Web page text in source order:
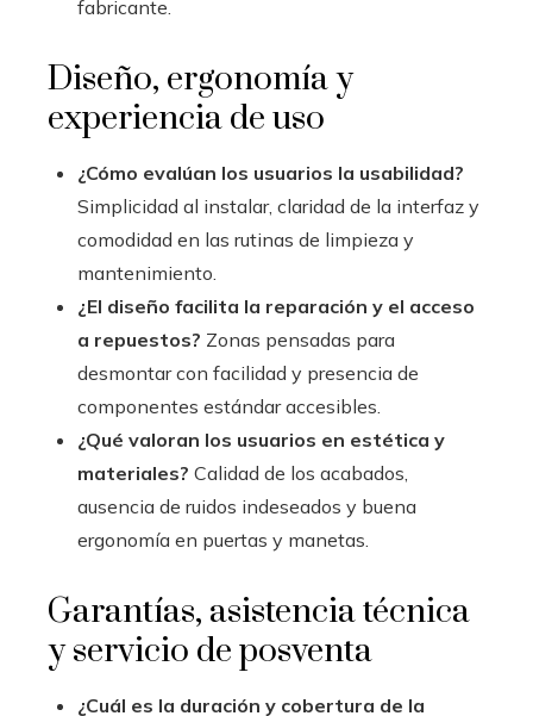
fabricante.
Diseño, ergonomía y
experiencia de uso
¿Cómo evalúan los usuarios la usabilidad?
Simplicidad al instalar, claridad de la interfaz y
comodidad en las rutinas de limpieza y
mantenimiento.
¿El diseño facilita la reparación y el acceso
a repuestos? Zonas pensadas para
desmontar con facilidad y presencia de
componentes estándar accesibles.
¿Qué valoran los usuarios en estética y
materiales? Calidad de los acabados,
ausencia de ruidos indeseados y buena
ergonomía en puertas y manetas.
Garantías, asistencia técnica
y servicio de posventa
¿Cuál es la duración y cobertura de la